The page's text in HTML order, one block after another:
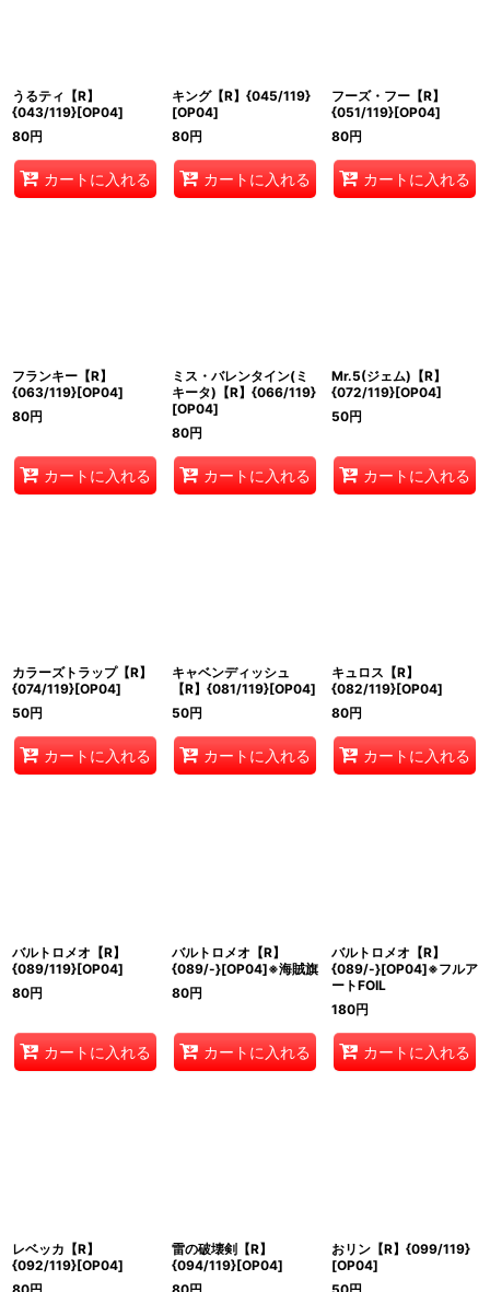
うるティ【R】
{043/119}[OP04]
80円
カートに入れる
キング【R】{045/119}
[OP04]
80円
カートに入れる
フーズ・フー【R】
{051/119}[OP04]
80円
カートに入れる
フランキー【R】
{063/119}[OP04]
80円
カートに入れる
ミス・バレンタイン(ミ
キータ)【R】{066/119}
[OP04]
80円
カートに入れる
Mr.5(ジェム)【R】
{072/119}[OP04]
50円
カートに入れる
カラーズトラップ【R】
{074/119}[OP04]
50円
カートに入れる
キャベンディッシュ
【R】{081/119}[OP04]
50円
カートに入れる
キュロス【R】
{082/119}[OP04]
80円
カートに入れる
バルトロメオ【R】
{089/119}[OP04]
80円
カートに入れる
バルトロメオ【R】
{089/-}[OP04]※海賊旗
80円
カートに入れる
バルトロメオ【R】
{089/-}[OP04]※フルア
ートFOIL
180円
カートに入れる
レベッカ【R】
{092/119}[OP04]
雷の破壊剣【R】
{094/119}[OP04]
おリン【R】{099/119}
[OP04]